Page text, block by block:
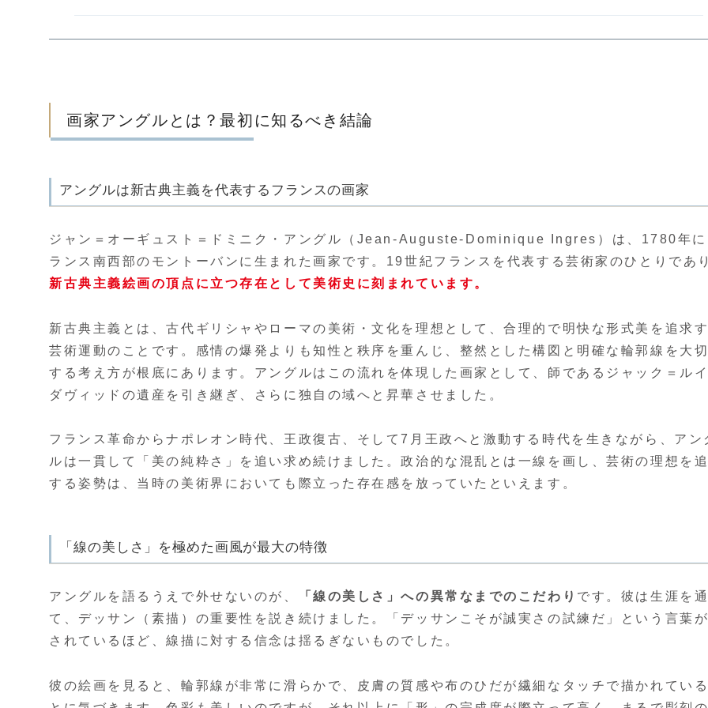
画家アングルとは？最初に知るべき結論
アングルは新古典主義を代表するフランスの画家
ジャン＝オーギュスト＝ドミニク・アングル（Jean-Auguste-Dominique Ingres）は、1780年に
ランス南西部のモントーバンに生まれた画家です。19世紀フランスを代表する芸術家のひとりであ
新古典主義絵画の頂点に立つ存在として美術史に刻まれています。
新古典主義とは、古代ギリシャやローマの美術・文化を理想として、合理的で明快な形式美を追求す
芸術運動のことです。感情の爆発よりも知性と秩序を重んじ、整然とした構図と明確な輪郭線を大切
する考え方が根底にあります。アングルはこの流れを体現した画家として、師であるジャック＝ルイ
ダヴィッドの遺産を引き継ぎ、さらに独自の域へと昇華させました。
フランス革命からナポレオン時代、王政復古、そして7月王政へと激動する時代を生きながら、アン
ルは一貫して「美の純粋さ」を追い求め続けました。政治的な混乱とは一線を画し、芸術の理想を
する姿勢は、当時の美術界においても際立った存在感を放っていたといえます。
「線の美しさ」を極めた画風が最大の特徴
アングルを語るうえで外せないのが、 「線の美しさ」への異常なまでのこだわり です。彼は生涯を通
て、デッサン（素描）の重要性を説き続けました。「デッサンこそが誠実さの試練だ」という言葉
されているほど、線描に対する信念は揺るぎないものでした。
彼の絵画を見ると、輪郭線が非常に滑らかで、皮膚の質感や布のひだが繊細なタッチで描かれている